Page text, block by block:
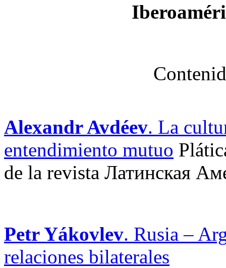
Alexandr Avdéev. La
entendimiento mutuo
de la revista Латинская
Petr Yákovlev. Rusia –
relaciones bilaterales